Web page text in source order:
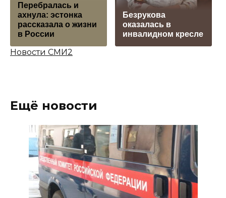
Перебралась и
ахнула: эстонка
рассказала о жизни
в России
Безрукова
оказалась в
инвалидном кресле
Новости СМИ2
Ещё новости